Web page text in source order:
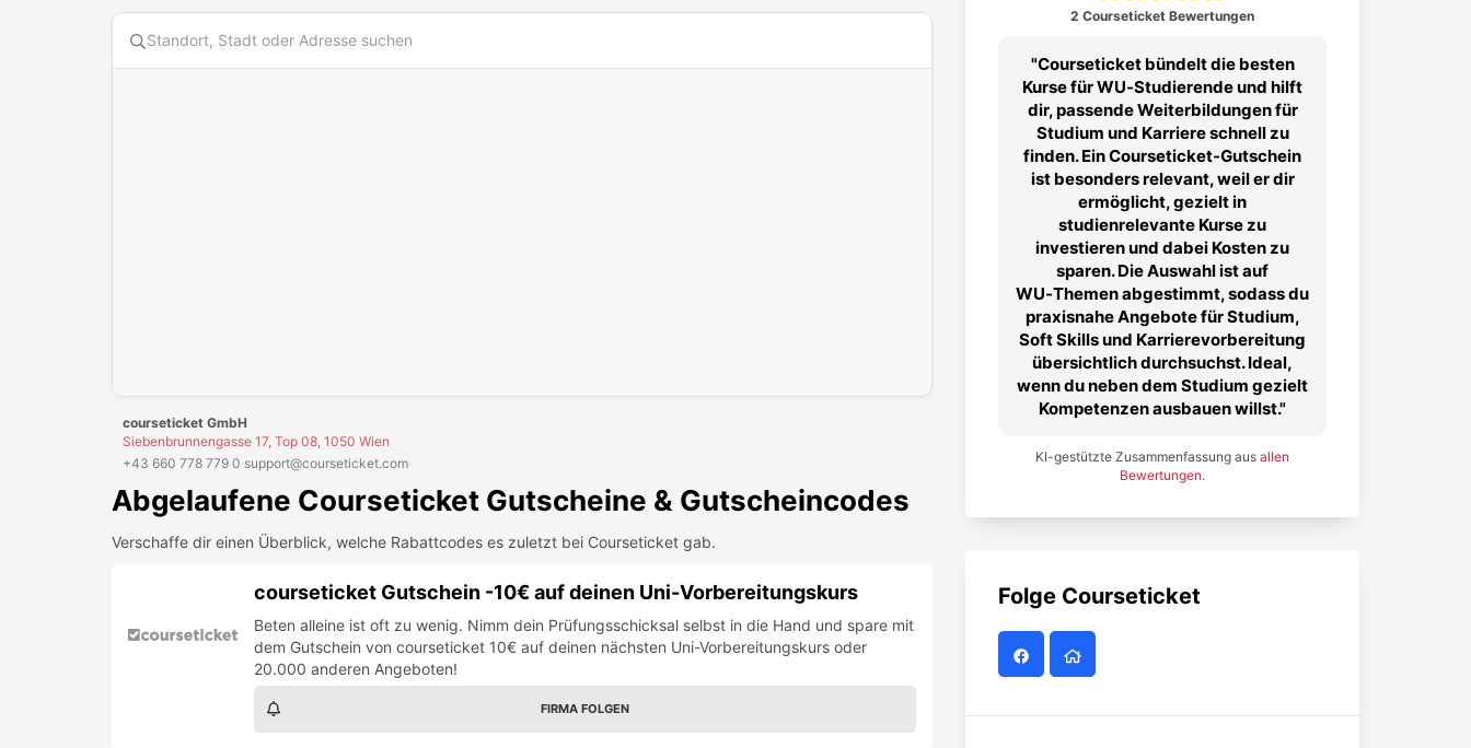
courseticket GmbH
Siebenbrunnengasse 17, Top 08, 1050 Wien
+43 660 778 779 0·support@courseticket.com·
Abgelaufene Courseticket Gutscheine & Gutscheincodes
Verschaffe dir einen Überblick, welche Rabattcodes es zuletzt bei Courseticket gab.
courseticket Gutschein -10€ auf deinen Uni-Vorbereitungskurs
Beten alleine ist oft zu wenig. Nimm dein Prüfungsschicksal selbst in die Hand und spare mit
dem Gutschein von courseticket 10€ auf deinen nächsten Uni-Vorbereitungskurs oder
20.000 anderen Angeboten!
FIRMA FOLGEN
2 Courseticket Bewertungen
Courseticket bündelt die besten
Kurse für WU‑Studierende und hilft
dir, passende Weiterbildungen für
Studium und Karriere schnell zu
finden. Ein Courseticket‑Gutschein
ist besonders relevant, weil er dir
ermöglicht, gezielt in
studienrelevante Kurse zu
investieren und dabei Kosten zu
sparen. Die Auswahl ist auf
WU‑Themen abgestimmt, sodass du
praxisnahe Angebote für Studium,
Soft Skills und Karrierevorbereitung
übersichtlich durchsuchst. Ideal,
wenn du neben dem Studium gezielt
Kompetenzen ausbauen willst.
KI-gestützte Zusammenfassung aus allen
Bewertungen.
Folge Courseticket